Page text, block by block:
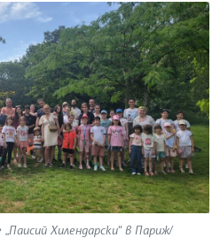
Хилендарски“ в Париж/